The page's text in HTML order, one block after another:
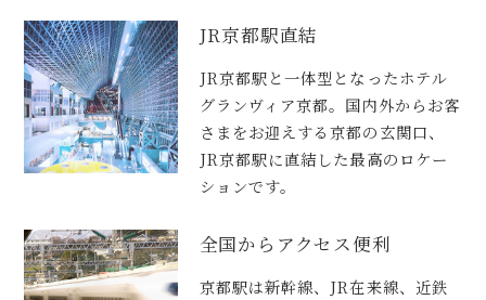
JR京都駅直結
JR京都駅と一体型となったホテル
グランヴィア京都。国内外からお客
さまをお迎えする京都の玄関口、
JR京都駅に直結した最高のロケー
ションです。
全国からアクセス便利
京都駅は新幹線、JR在来線、近鉄